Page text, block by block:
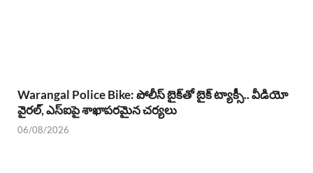
Warangal Police Bike: పోలీస్ బైక్‌తో బైక్ ట్యాక్సీ.. వీడియో
వైరల్, ఎస్‌ఐపై శాఖాపరమైన చర్యలు
06/08/2026